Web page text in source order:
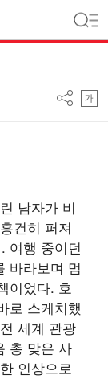
남자가 비
건히 퍼져
여행 중이던
바라보며 멈
이었다. 호
로 스케치했
세계 관광
총 맞은 사
인상으로